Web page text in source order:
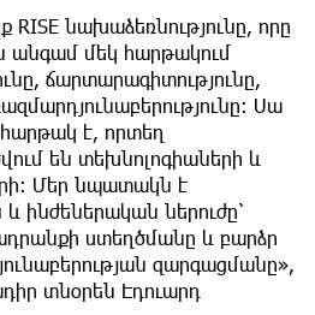
RISE նախաձեռնությունը, որը
անգամ մեկ հարթակում
ճարտարագիտությունը,
Սա
է, որտեղ
են տեխնոլոգիաների և
Մեր նպատակն է
ինժեներական ներուժը՝
ստեղծմանը և բարձր
զարգացմանը»,
տնօրեն Էդուարդ